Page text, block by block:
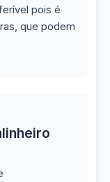
pois é
que podem